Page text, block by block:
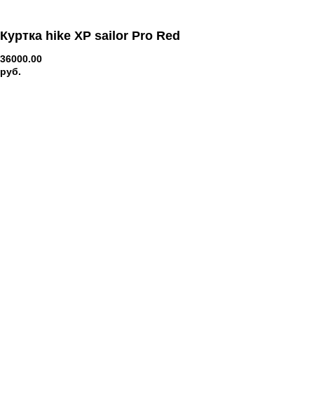
Куртка hike XP sailor Pro Red
36000.00
руб.